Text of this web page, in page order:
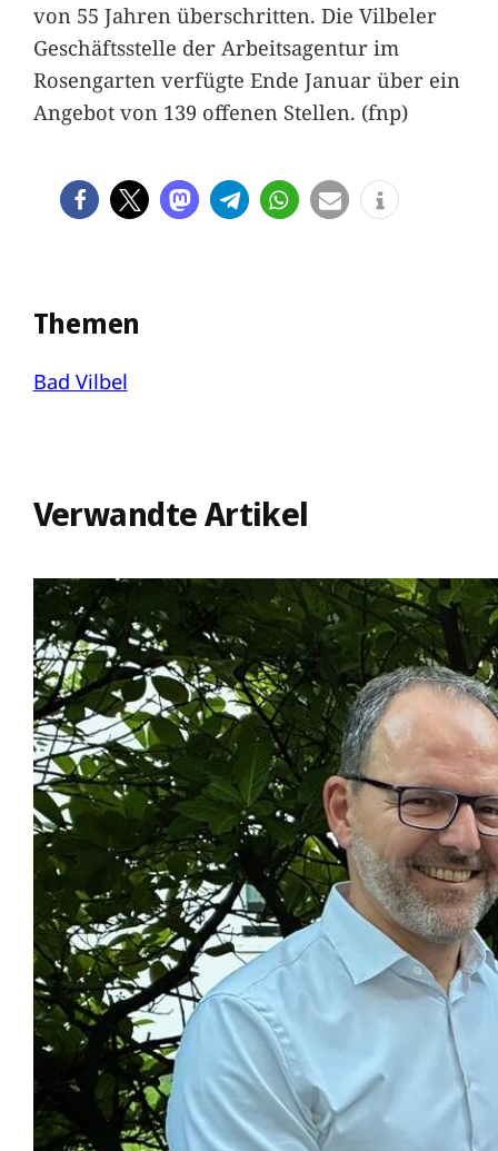
von 55 Jahren überschritten. Die Vilbeler
Geschäftsstelle der Arbeitsagentur im
Rosengarten verfügte Ende Januar über ein
Angebot von 139 offenen Stellen. (fnp)
Themen
Bad Vilbel
Verwandte Artikel